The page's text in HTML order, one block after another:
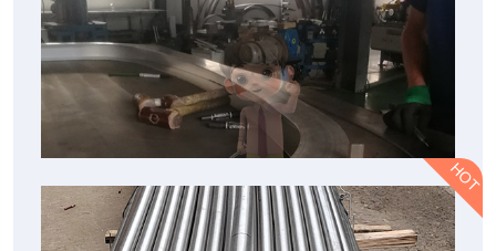
北京幕墙型材拉弯：提升建筑造型与结构性能的
重要加工工艺
北京幕墙型材拉弯作为现代建筑加工领域的重要技术，为复杂建筑造
型提供了可靠支持。从商业建筑到公共设施，从高端住宅到特色景观
工程，专业的拉弯加工能够帮助实现更加丰富的建筑设计效果。
2026-07-31
HOT